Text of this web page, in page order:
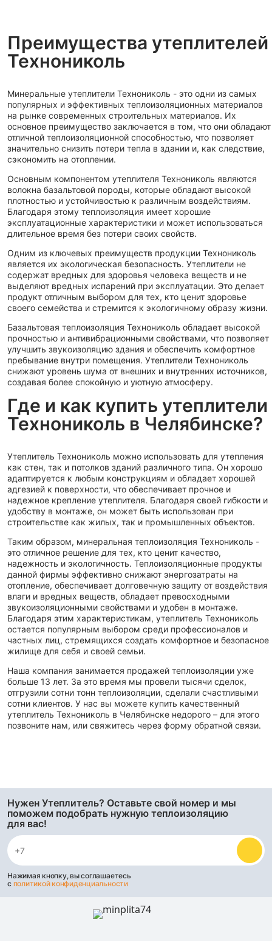
Преимущества утеплителей
Технониколь
Минеральные утеплители Технониколь - это одни из самых
популярных и эффективных теплоизоляционных материалов
на рынке современных строительных материалов. Их
основное преимущество заключается в том, что они обладают
отличной теплоизоляционной способностью, что позволяет
значительно снизить потери тепла в здании и, как следствие,
сэкономить на отоплении.
Основным компонентом утеплителя Технониколь являются
волокна базальтовой породы, которые обладают высокой
плотностью и устойчивостью к различным воздействиям.
Благодаря этому теплоизоляция имеет хорошие
эксплуатационные характеристики и может использоваться
длительное время без потери своих свойств.
Одним из ключевых преимуществ продукции Технониколь
является их экологическая безопасность. Утеплители не
содержат вредных для здоровья человека веществ и не
выделяют вредных испарений при эксплуатации. Это делает
продукт отличным выбором для тех, кто ценит здоровье
своего семейства и стремится к экологичному образу жизни.
Базальтовая теплоизоляция Технониколь обладает высокой
прочностью и антивибрационными свойствами, что позволяет
улучшить звукоизоляцию здания и обеспечить комфортное
пребывание внутри помещения. Утеплители Технониколь
снижают уровень шума от внешних и внутренних источников,
создавая более спокойную и уютную атмосферу.
Где и как купить утеплители
Технониколь в Челябинске?
Утеплитель Технониколь можно использовать для утепления
как стен, так и потолков зданий различного типа. Он хорошо
адаптируется к любым конструкциям и обладает хорошей
адгезией к поверхности, что обеспечивает прочное и
надежное крепление утеплителя. Благодаря своей гибкости и
удобству в монтаже, он может быть использован при
строительстве как жилых, так и промышленных объектов.
Таким образом, минеральная теплоизоляция Технониколь -
это отличное решение для тех, кто ценит качество,
надежность и экологичность. Теплоизоляционные продукты
данной фирмы эффективно снижают энергозатраты на
отопление, обеспечивает долговечную защиту от воздействия
влаги и вредных веществ, обладает превосходными
звукоизоляционными свойствами и удобен в монтаже.
Благодаря этим характеристикам, утеплитель Технониколь
остается популярным выбором среди профессионалов и
частных лиц, стремящихся создать комфортное и безопасное
жилище для себя и своей семьи.
Наша компания занимается продажей теплоизоляции уже
больше 13 лет. За это время мы провели тысячи сделок,
отгрузили сотни тонн теплоизоляции, сделали счастливыми
сотни клиентов. У нас вы можете купить качественный
утеплитель Технониколь в Челябинске недорого – для этого
позвоните нам, или свяжитесь через форму обратной связи.
Нужен Утеплитель? Оставьте свой номер и мы
поможем подобрать нужную теплоизоляцию
для вас!
Нажимая кнопку, вы соглашаетесь
с политикой конфиденциальности